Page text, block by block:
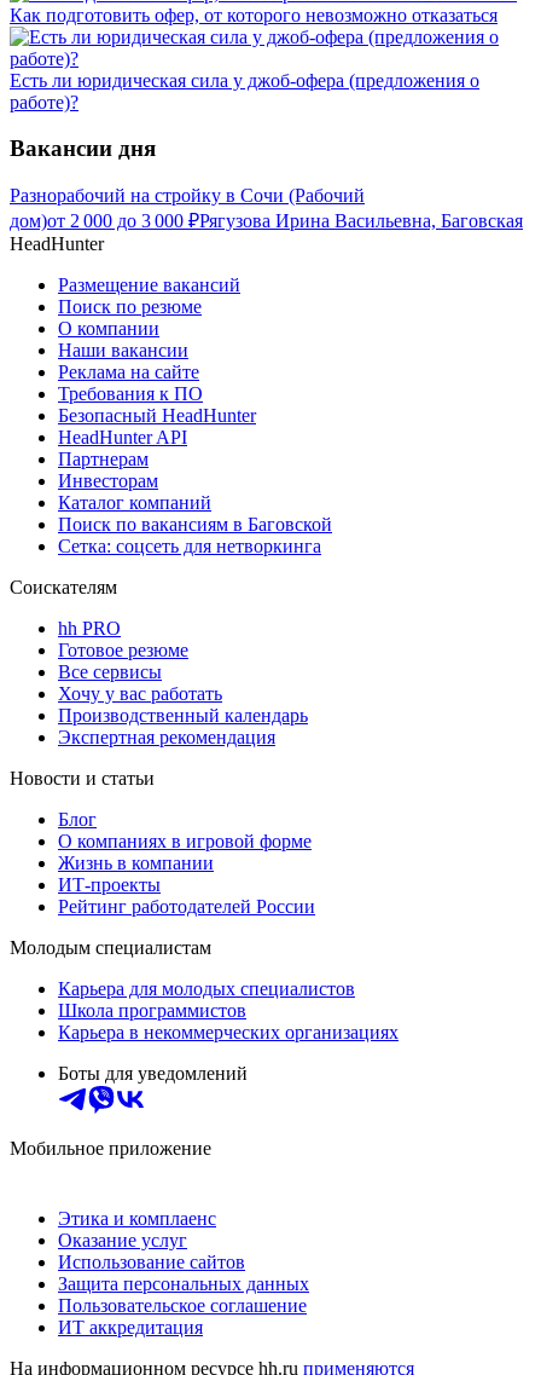
Как подготовить офер, от которого невозможно отказаться
Есть ли юридическая сила у джоб-офера (предложения о
работе)?
Вакансии дня
Разнорабочий на стройку в Сочи (Рабочий
дом)от 2 000 до 3 000 ₽Рягузова Ирина Васильевна, Баговская
HeadHunter
Размещение вакансий
Поиск по резюме
О компании
Наши вакансии
Реклама на сайте
Требования к ПО
Безопасный HeadHunter
HeadHunter API
Партнерам
Инвесторам
Каталог компаний
Поиск по вакансиям в Баговской
Сетка: соцсеть для нетворкинга
Соискателям
hh PRO
Готовое резюме
Все сервисы
Хочу у вас работать
Производственный календарь
Экспертная рекомендация
Новости и статьи
Блог
О компаниях в игровой форме
Жизнь в компании
ИТ-проекты
Рейтинг работодателей России
Молодым специалистам
Карьера для молодых специалистов
Школа программистов
Карьера в некоммерческих организациях
Боты для уведомлений
Мобильное приложение
Этика и комплаенс
Оказание услуг
Использование сайтов
Защита персональных данных
Пользовательское соглашение
ИТ аккредитация
На информационном ресурсе hh.ru применяются